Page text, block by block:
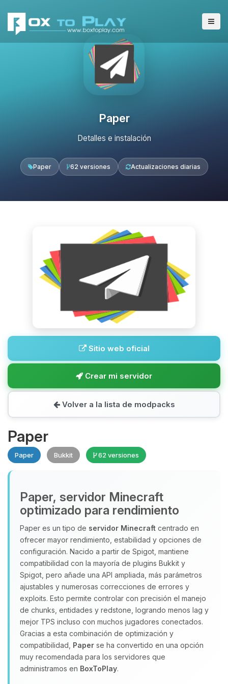
Paper
Detalles e instalación
Paper 62 versiones Actualizaciones diarias
Sitio web oficial
Crear mi servidor
Volver a la lista de modpacks
Paper
Paper Bukkit 62 versiones
Paper, servidor Minecraft
optimizado para rendimiento
Paper es un tipo de servidor Minecraft centrado en
ofrecer mayor rendimiento, estabilidad y opciones de
configuración. Nacido a partir de Spigot, mantiene
compatibilidad con la mayoría de plugins Bukkit y
Spigot, pero añade una API ampliada, más parámetros
ajustables y numerosas correcciones de errores y
exploits. Esto permite controlar con precisión el manejo
de chunks, entidades y redstone, logrando menos lag y
mejor TPS incluso con muchos jugadores conectados.
Gracias a esta combinación de optimización y
compatibilidad, Paper se ha convertido en una opción
muy recomendada para los servidores que
administramos en BoxToPlay.
Yupi, por fin alguien con quien
hablar! Soy Choupy, tu pequeno
asistente de BoxToPlay. Cuentame
que necesitas y moveré mis
pequenos circuitos para ayudarte.
07/08/2026 04:33